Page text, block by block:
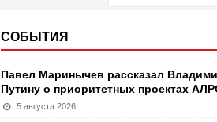
СОБЫТИЯ
Павел Маринычев рассказал
Путину о приоритетных проектах
5 августа 2026